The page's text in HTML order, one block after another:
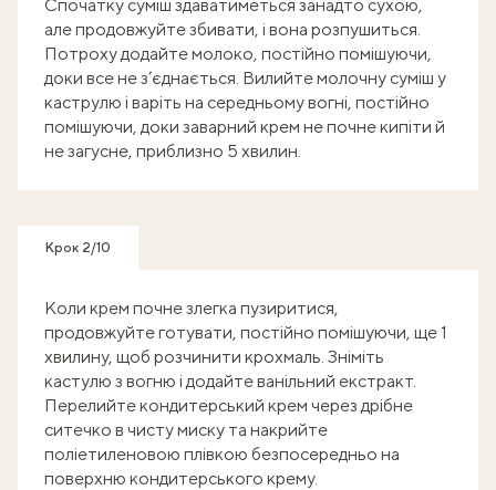
Спочатку суміш здаватиметься занадто сухою,
але продовжуйте збивати, і вона розпушиться.
Потроху додайте молоко, постійно помішуючи,
доки все не з’єднається. Вилийте молочну суміш у
каструлю і варіть на середньому вогні, постійно
помішуючи, доки заварний крем не почне кипіти й
не загусне, приблизно 5 хвилин.
Крок 2/10
Коли крем почне злегка пузиритися,
продовжуйте готувати, постійно помішуючи, ще 1
хвилину, щоб розчинити крохмаль. Зніміть
кастулю з вогню і додайте ванільний екстракт.
Перелийте кондитерський крем через дрібне
ситечко в чисту миску та накрийте
поліетиленовою плівкою безпосередньо на
поверхню кондитерського крему.